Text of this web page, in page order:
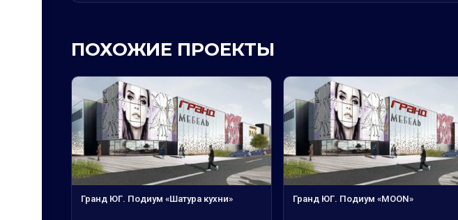
ПОХОЖИЕ ПРОЕКТЫ
Гранд ЮГ. Подиум «Шатура кухни» Гранд ЮГ. Подиум «MOON»